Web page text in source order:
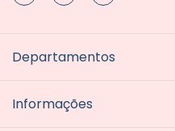
Departamentos
Informações